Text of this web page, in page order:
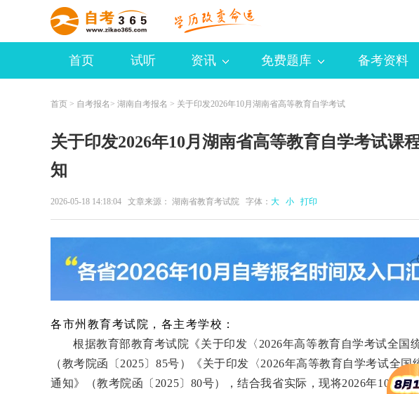
首页 试听 资讯 免费题库 备考资料
首页 > 自考报名 > 湖南自考报名 > 关于印发2026年10月湖南省高等教育自学考试
关于印发2026年10月湖南省高等教育自学考试课
知
2026-05-18 14:18:04 文章来源： 湖南省教育考试院 字体： 大 小 打印
各市州教育考试院，各主考学校：
根据教育部教育考试院《关于印发〈 2026年高等教育自学考试全国
（教考院函〔 2025〕 85号）《关于印发〈2026年高等教育自学考试全国
通知》（教考院函〔 2025〕 80号），结合我省实际，现将2026年10月湖